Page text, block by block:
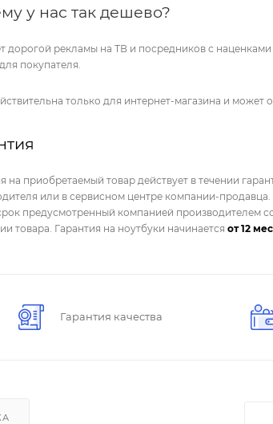
у нас так дешево?
дорогой рекламы на ТВ и посредников с
покупателя.
только для интернет-магазина и может
на приобретаемый товар действует в течении
или в сервисном центре компании-продавца.
предусмотренный компанией производителем
товара. Гарантия на ноутбуки начинается от 12
Гарантия качества